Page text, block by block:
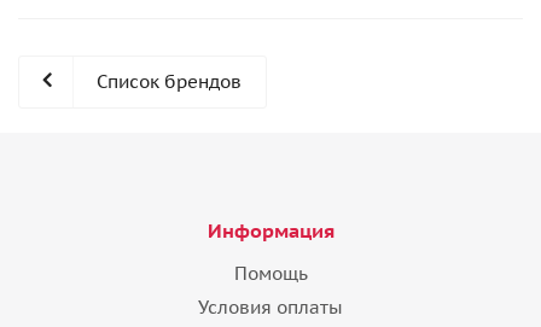
Список брендов
Информация
Помощь
Условия оплаты